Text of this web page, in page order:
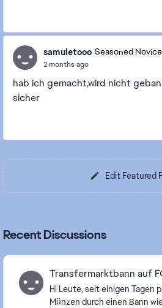
samuletooo Seasoned Novice
2 months ago
hab ich gemacht,wird nicht
sicher
Edit Featured
Recent Discussions
Transfermarktbann auf
Hi Leute, seit einigen Tagen
Münzen durch einen Bann